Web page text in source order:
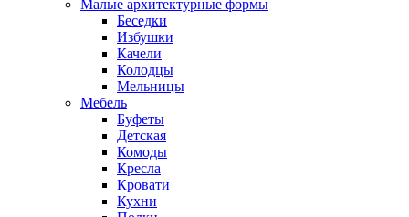
Малые архитектурные формы
Беседки
Избушки
Качели
Колодцы
Мельницы
Мебель
Буфеты
Детская
Комоды
Кресла
Кровати
Кухни